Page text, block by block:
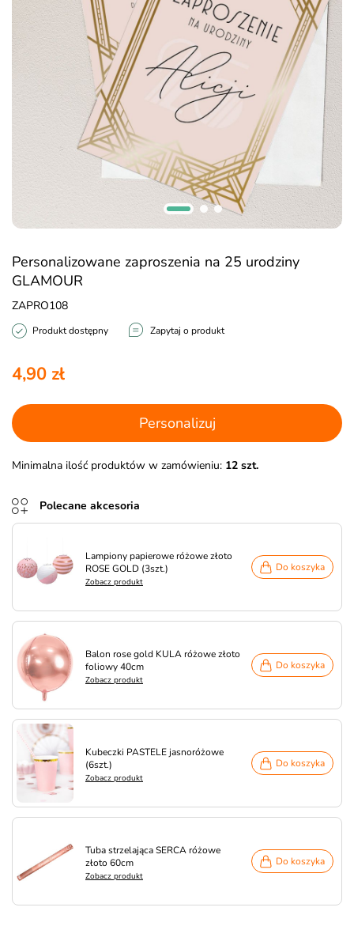
Personalizowane zaproszenia na 25 urodziny
GLAMOUR
ZAPRO108
Produkt dostępny Zapytaj o produkt
4,90 zł
Minimalna ilość produktów w zamówieniu: 12 szt.
Personalizuj
Polecane akcesoria
Lampiony papierowe różowe złoto
ROSE GOLD (3szt.)
Zobacz produkt
Do koszyka
Balon rose gold KULA różowe złoto
foliowy 40cm
Zobacz produkt
Do koszyka
Kubeczki PASTELE jasnoróżowe
(6szt.)
Zobacz produkt
Do koszyka
Tuba strzelająca SERCA różowe
złoto 60cm
Zobacz produkt
Do koszyka